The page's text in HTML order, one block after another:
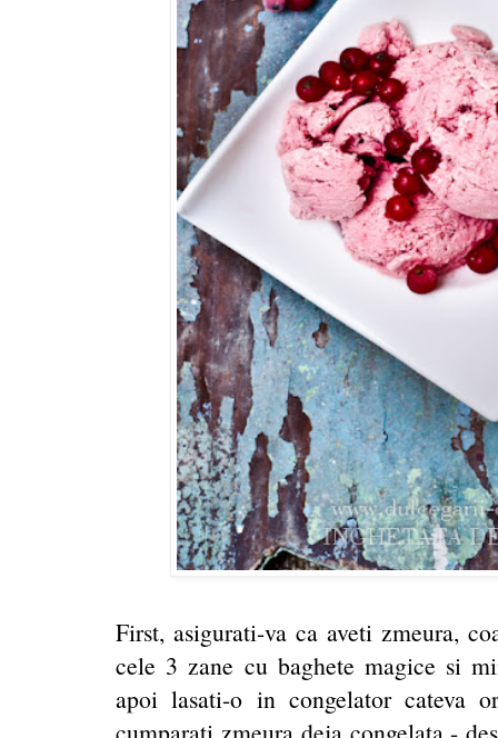
First, asigurati-va ca aveti zmeura,
cele 3 zane cu baghete magice si
apoi lasati-o in congelator cateva